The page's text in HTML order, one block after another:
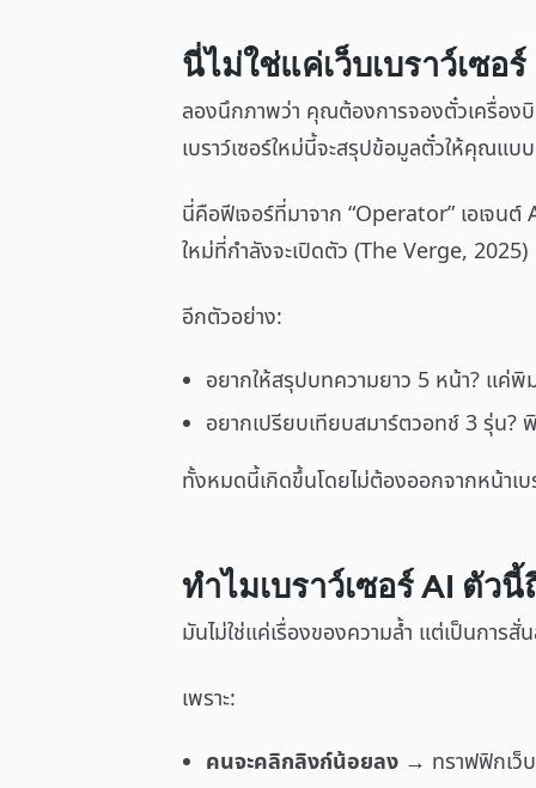
นี่ไม่ใช่แค่เว็บเบราว์เซ
ลองนึกภาพว่า คุณต้องการจองตั๋วเครื่อง
เบราว์เซอร์ใหม่นี้จะสรุปข้อมูลตั๋วให้คุณแบ
นี่คือฟีเจอร์ที่มาจาก “Operator” เอเจน
ใหม่ที่กำลังจะเปิดตัว (The Verge, 2025)
อีกตัวอย่าง:
อยากให้สรุปบทความยาว 5 หน้า? แค่
อยากเปรียบเทียบสมาร์ตวอทช์ 3 รุ่น?
ทั้งหมดนี้เกิดขึ้นโดยไม่ต้องออกจากหน้าเบ
ทำไมเบราว์เซอร์ AI ตัว
มันไม่ใช่แค่เรื่องของความล้ำ แต่เป็นการ
เพราะ:
คนจะคลิกลิงก์น้อยลง → ทราฟฟิกเว็